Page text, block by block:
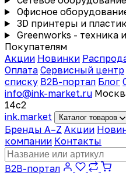
Офисное
3D принтеры и
Greenworks - техника
Покупателям
Акции Новинки
Оплата Сервисный центр
списку B2B-портал Блог
info@ink-market.ru
14с2
ink.market Каталог товаров
Бренды A–Z Акции
компании Контакты
B2B-портал